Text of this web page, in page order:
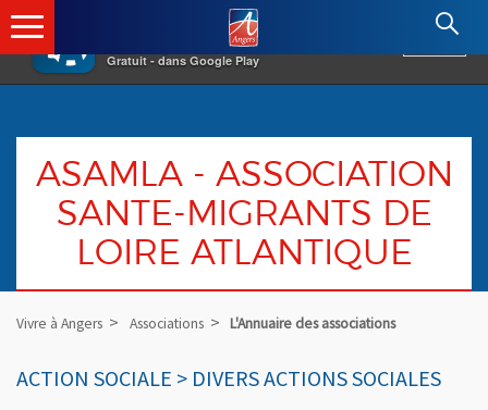
×
Gratuit - dans Google Play
Angers.fr : Retour à l'accueil
ASAMLA - ASSOCIATION
SANTE-MIGRANTS DE
LOIRE ATLANTIQUE
Vivre à Angers Associations L'Annuaire des associations
ACTION SOCIALE > DIVERS ACTIONS SOCIALES